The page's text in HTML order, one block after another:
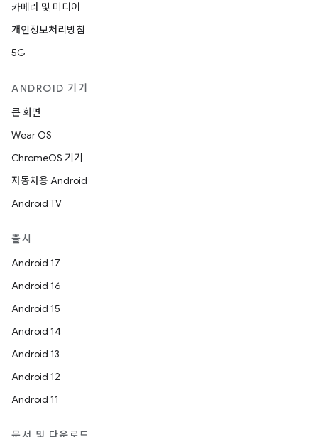
카메라 및 미디어
개인정보처리방침
5G
ANDROID 기기
큰 화면
Wear OS
ChromeOS 기기
자동차용 Android
Android TV
출시
Android 17
Android 16
Android 15
Android 14
Android 13
Android 12
Android 11